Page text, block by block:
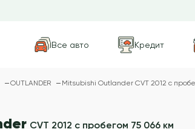
Все авто Кредит
OUTLANDER Mitsubishi Outlander CVT 2012 с
CVT 2012 с пробегом 75 066 км